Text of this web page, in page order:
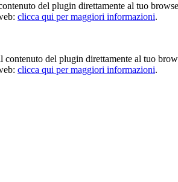
del plugin direttamente al tuo
clicca qui per maggiori informazioni.
del plugin direttamente al tuo
clicca qui per maggiori informazioni.